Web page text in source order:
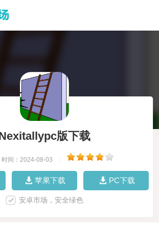
Nexitallypc版下载
时间：2024-08-03
苹果下载 PC下载
安卓市场，安全绿色